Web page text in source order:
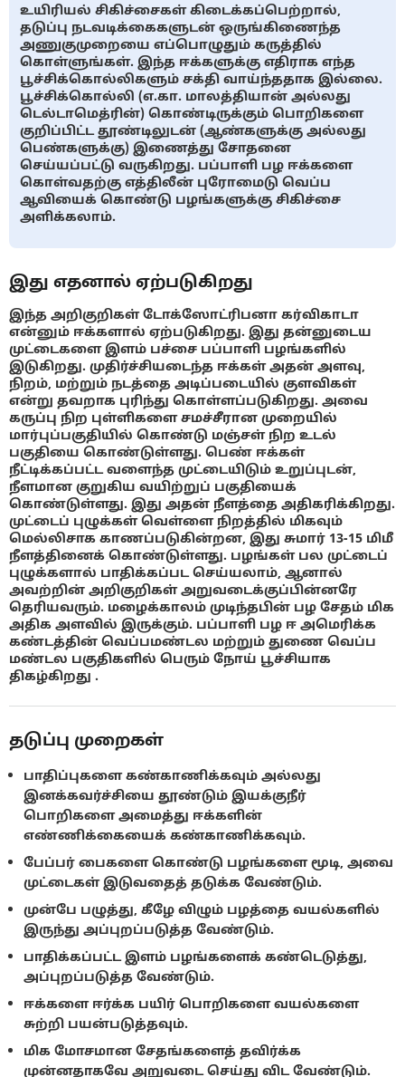
உயிரியல் சிகிச்சைகள் கிடைக்கப்பெற்றால்,
தடுப்பு நடவடிக்கைகளுடன் ஒருங்கிணைந்த
அணுகுமுறையை எப்பொழுதும் கருத்தில்
கொள்ளுங்கள். இந்த ஈக்களுக்கு எதிராக எந்த
பூச்சிக்கொல்லிகளும் சக்தி வாய்ந்ததாக இல்லை.
பூச்சிக்கொல்லி (எ.கா. மாலத்தியான் அல்லது
டெல்டாமெத்ரின்) கொண்டிருக்கும் பொறிகளை
குறிப்பிட்ட தூண்டிலுடன் (ஆண்களுக்கு அல்லது
பெண்களுக்கு) இணைத்து சோதனை
செய்யப்பட்டு வருகிறது. பப்பாளி பழ ஈக்களை
கொள்வதற்கு எத்திலீன் புரோமைடு வெப்ப
ஆவியைக் கொண்டு பழங்களுக்கு சிகிச்சை
அளிக்கலாம்.
இது எதனால் ஏற்படுகிறது
இந்த அறிகுறிகள் டோக்ஸோட்ரிபனா கர்விகாடா
என்னும் ஈக்களால் ஏற்படுகிறது. இது தன்னுடைய
முட்டைகளை இளம் பச்சை பப்பாளி பழங்களில்
இடுகிறது. முதிர்ச்சியடைந்த ஈக்கள் அதன் அளவு,
நிறம், மற்றும் நடத்தை அடிப்படையில் குளவிகள்
என்று தவறாக புரிந்து கொள்ளப்படுகிறது. அவை
கருப்பு நிற புள்ளிகளை சமச்சீரான முறையில்
மார்புப்பகுதியில் கொண்டு மஞ்சள் நிற உடல்
பகுதியை கொண்டுள்ளது. பெண் ஈக்கள்
நீட்டிக்கப்பட்ட வளைந்த முட்டையிடும் உறுப்புடன்,
நீளமான குறுகிய வயிற்றுப் பகுதியைக்
கொண்டுள்ளது. இது அதன் நீளத்தை அதிகரிக்கிறது.
முட்டைப் புழுக்கள் வெள்ளை நிறத்தில் மிகவும்
மெல்லிசாக காணப்படுகின்றன, இது சுமார் 13-15 மிமீ
நீளத்தினைக் கொண்டுள்ளது. பழங்கள் பல முட்டைப்
புழுக்களால் பாதிக்கப்பட செய்யலாம், ஆனால்
அவற்றின் அறிகுறிகள் அறுவடைக்குப்பின்னரே
தெரியவரும். மழைக்காலம் முடிந்தபின் பழ சேதம் மிக
அதிக அளவில் இருக்கும். பப்பாளி பழ ஈ அமெரிக்க
கண்டத்தின் வெப்பமண்டல மற்றும் துணை வெப்ப
மண்டல பகுதிகளில் பெரும் நோய் பூச்சியாக
திகழ்கிறது .
தடுப்பு முறைகள்
பாதிப்புகளை கண்காணிக்கவும் அல்லது
இனக்கவர்ச்சியை தூண்டும் இயக்குநீர்
பொறிகளை அமைத்து ஈக்களின்
எண்ணிக்கையைக் கண்காணிக்கவும்.
பேப்பர் பைகளை கொண்டு பழங்களை மூடி, அவை
முட்டைகள் இடுவதைத் தடுக்க வேண்டும்.
முன்பே பழுத்து, கீழே விழும் பழத்தை வயல்களில்
இருந்து அப்புறப்படுத்த வேண்டும்.
பாதிக்கப்பட்ட இளம் பழங்களைக் கண்டெடுத்து,
அப்புறப்படுத்த வேண்டும்.
ஈக்களை ஈர்க்க பயிர் பொறிகளை வயல்களை
சுற்றி பயன்படுத்தவும்.
மிக மோசமான சேதங்களைத் தவிர்க்க
முன்னதாகவே அறுவடை செய்து விட வேண்டும்.